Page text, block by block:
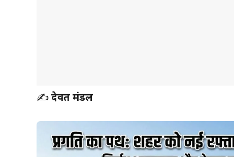
✍️देवब्रत मंडल